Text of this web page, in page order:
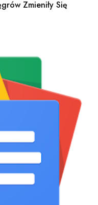
Zmieniły Się